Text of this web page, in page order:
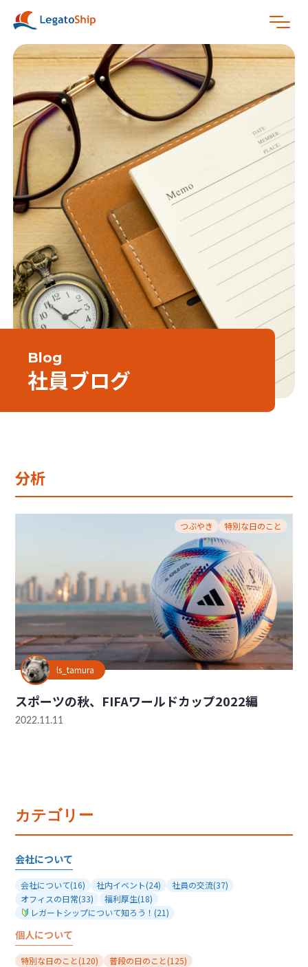
Blog
社員ブログ
分析
つぶやき 特別な日のこと
ls_tamura
スポーツの秋、FIFAワールドカップ2022編
2022.11.11
カテゴリー
会社について
会社について(16) 社内イベント(24) 社員の交流(37)
オフィスの日常(33) 福利厚生(18)
レガートシップについて知ろう！ (21)
個人について
特別な日のこと(120) 普段の日のこと(125)